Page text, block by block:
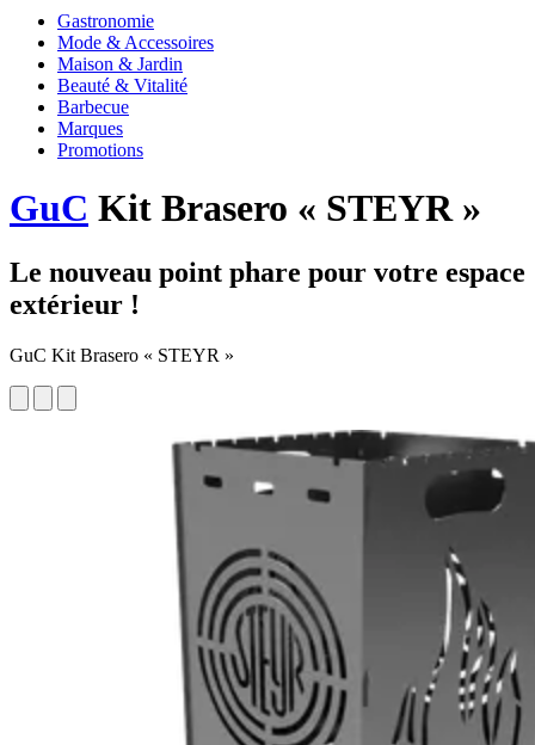
Gastronomie
Mode & Accessoires
Maison & Jardin
Beauté & Vitalité
Barbecue
Marques
Promotions
GuC Kit Brasero « STEYR »
Le nouveau point phare pour votre espace
extérieur !
GuC Kit Brasero « STEYR »